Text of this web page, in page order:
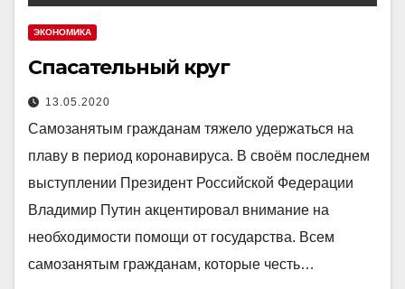
ЭКОНОМИКА
Спасательный круг
13.05.2020
Самозанятым гражданам тяжело удержаться на
плаву в период коронавируса. В своём последнем
выступлении Президент Российской Федерации
Владимир Путин акцентировал внимание на
необходимости помощи от государства. Всем
самозанятым гражданам, которые честь…